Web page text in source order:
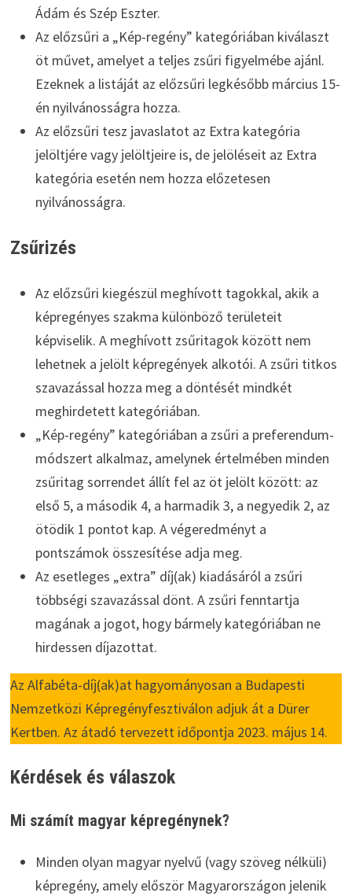
Ádám és Szép Eszter.
Az előzsűri a „Kép-regény” kategóriában kiválaszt
öt művet, amelyet a teljes zsűri figyelmébe ajánl.
Ezeknek a listáját az előzsűri legkésőbb március 15-
én nyilvánosságra hozza.
Az előzsűri tesz javaslatot az Extra kategória
jelöltjére vagy jelöltjeire is, de jelöléseit az Extra
kategória esetén nem hozza előzetesen
nyilvánosságra.
Zsűrizés
Az előzsűri kiegészül meghívott tagokkal, akik a
képregényes szakma különböző területeit
képviselik. A meghívott zsűritagok között nem
lehetnek a jelölt képregények alkotói. A zsűri titkos
szavazással hozza meg a döntését mindkét
meghirdetett kategóriában.
„Kép-regény” kategóriában a zsűri a preferendum-
módszert alkalmaz, amelynek értelmében minden
zsűritag sorrendet állít fel az öt jelölt között: az
első 5, a második 4, a harmadik 3, a negyedik 2, az
ötödik 1 pontot kap. A végeredményt a
pontszámok összesítése adja meg.
Az esetleges „extra” díj(ak) kiadásáról a zsűri
többségi szavazással dönt. A zsűri fenntartja
magának a jogot, hogy bármely kategóriában ne
hirdessen díjazottat.
Az Alfabéta-díj(ak)at hagyományosan a Budapesti
Nemzetközi Képregényfesztiválon adjuk át a Dürer
Kertben. Az átadó tervezett időpontja 2023. május 14.
Kérdések és válaszok
Mi számít magyar képregénynek?
Minden olyan magyar nyelvű (vagy szöveg nélküli)
képregény, amely először Magyarországon jelenik